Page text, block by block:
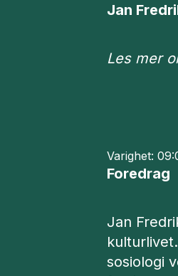
Jan
Les mer
Varighet:
Foredrag
Jan
sosiologi